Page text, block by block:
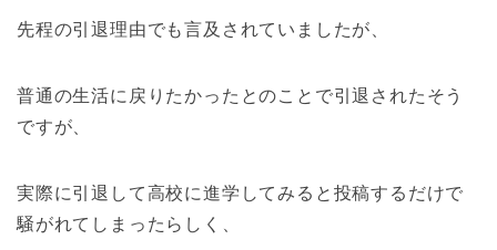
先程の引退理由でも言及されていましたが、
普通の生活に戻りたかったとのことで引退されたそう
ですが、
実際に引退して高校に進学してみると投稿するだけで
騒がれてしまったらしく、